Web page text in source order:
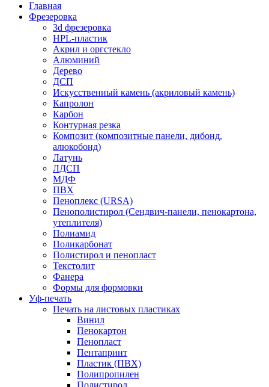
Главная
Фрезеровка
3d фрезеровка
HPL-пластик
Акрил и оргстекло
Алюминий
Дерево
ДСП
Искусственный камень (акриловый камень)
Капролон
Карбон
Контурная резка
Композит (композитные панели, дибонд,
алюкобонд)
Латунь
ЛДСП
МДФ
ПВХ
Пеноплекс (URSA)
Пенополистирол (Сендвич-панели, пенокартона,
утеплителя)
Полиамид
Поликарбонат
Полистирол и пенопласт
Текстолит
Фанера
Формы для формовки
Уф-печать
Печать на листовых пластиках
Винил
Пенокартон
Пенопласт
Пентапринт
Пластик (ПВХ)
Полипропилен
Полистирол